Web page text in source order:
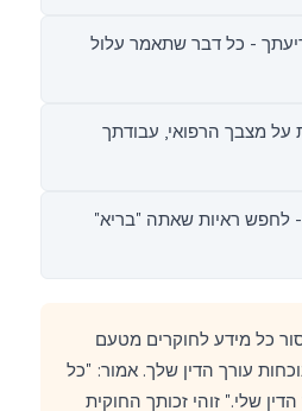
- כל דבר שתאמר עלול
על מצבך הרפואי, עבודתך
- לחפש ראיות שאתה "בריא"
כל מידע לחוקרים מטעם
עורך הדין שלך. אמור: "כל
שלי." זוהי זכותך החוקית